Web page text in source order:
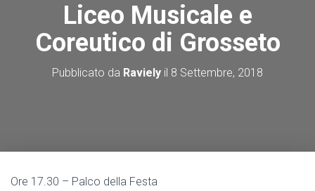
Liceo Musicale e
Coreutico di Grosseto
Pubblicato da Raviely il 8 Settembre, 2018
Ore 17.30 – Palco della Festa